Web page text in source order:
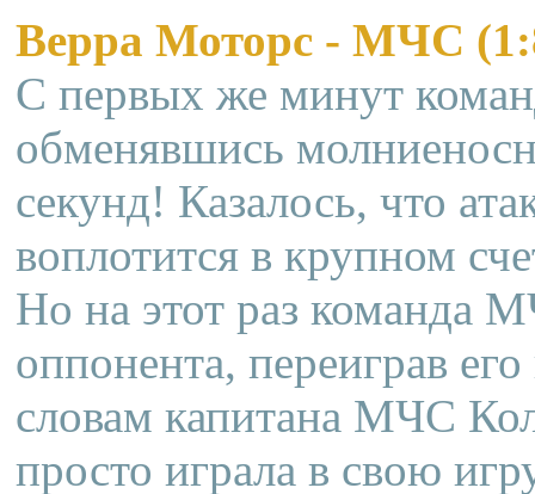
Верра Моторс - МЧС
С первых же минут
обменявшись
секунд! Казалось, что
воплотится в крупном
Но на этот раз команда
оппонента, переиграв
словам капитана МЧС
просто играла в свою